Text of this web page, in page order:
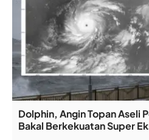
Dolphin, Angin Topan Aseli
Bakal Berkekuatan Super